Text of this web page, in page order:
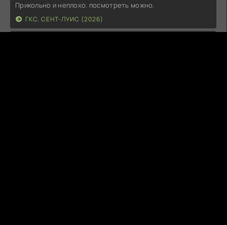
Прикольно и неплохо. посмотреть можно.
ГКС. СЕНТ-ЛУИС (2026)